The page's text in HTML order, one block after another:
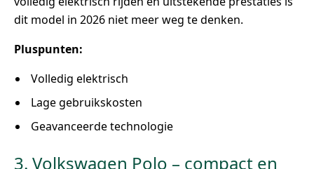
dit model in 2026 niet meer weg te denken.
Pluspunten:
Volledig elektrisch
Lage gebruikskosten
Geavanceerde technologie
3. Volkswagen Polo – compact en